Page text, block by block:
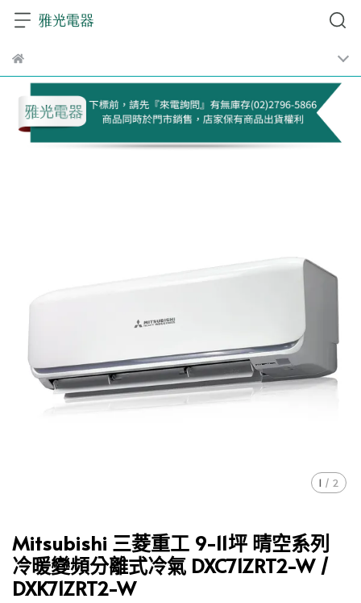
1 / 2
Mitsubishi 三菱重工 9-11坪 晴空系列
冷暖變頻分離式冷氣 DXC71ZRT2-W /
DXK71ZRT2-W